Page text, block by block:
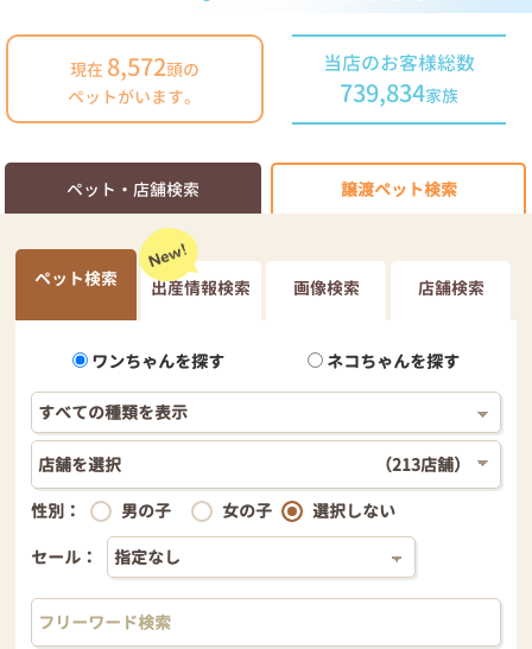
現在 8,572頭の
ペットがいます。
当店のお客様総数
739,834家族
ペット・店舗検索 譲渡ペット検索
ペット検索 出産情報検索 画像検索 店舗検索
ワンちゃんを探す ネコちゃんを探す
店舗を選択 （213店舗）
性別： 男の子 女の子 選択しない
セール：